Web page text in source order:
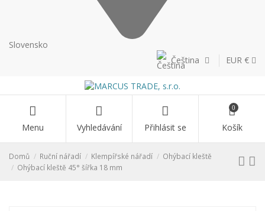
Slovensko
Čeština
EUR €
Menu Vyhledávání Přihlásit se
0
Košík
Domů Ruční nářadí Klempířské nářadí
Ohýbací kleště
Ohýbací kleště 45° šířka 18 mm